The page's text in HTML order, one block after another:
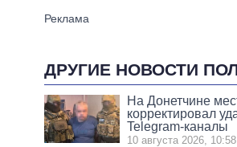
ДРУГИЕ НОВОСТИ
На Донетчине
корректировал
Telegram-каналы
10 августа 2026, 10:58